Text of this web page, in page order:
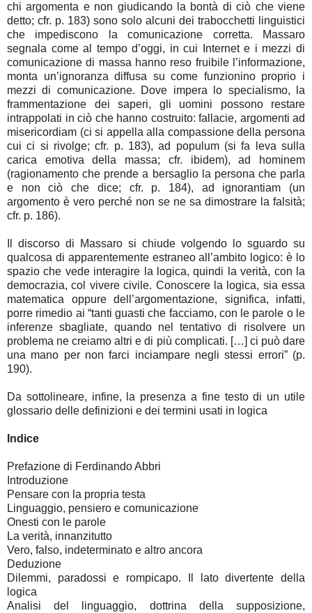
chi argomenta e non giudicando la bontà di ciò che viene
detto; cfr. p. 183) sono solo alcuni dei trabocchetti linguistici
che impediscono la comunicazione corretta. Massaro
segnala come al tempo d’oggi, in cui Internet e i mezzi di
comunicazione di massa hanno reso fruibile l’informazione,
monta un’ignoranza diffusa su come funzionino proprio i
mezzi di comunicazione. Dove impera lo specialismo, la
frammentazione dei saperi, gli uomini possono restare
intrappolati in ciò che hanno costruito: fallacie, argomenti ad
misericordiam (ci si appella alla compassione della persona
cui ci si rivolge; cfr. p. 183), ad populum (si fa leva sulla
carica emotiva della massa; cfr. ibidem), ad hominem
(ragionamento che prende a bersaglio la persona che parla
e non ciò che dice; cfr. p. 184), ad ignorantiam (un
argomento è vero perché non se ne sa dimostrare la falsità;
cfr. p. 186).
Il discorso di Massaro si chiude volgendo lo sguardo su
qualcosa di apparentemente estraneo all’ambito logico: è lo
spazio che vede interagire la logica, quindi la verità, con la
democrazia, col vivere civile. Conoscere la logica, sia essa
matematica oppure dell’argomentazione, significa, infatti,
porre rimedio ai “tanti guasti che facciamo, con le parole o le
inferenze sbagliate, quando nel tentativo di risolvere un
problema ne creiamo altri e di più complicati. […] ci può dare
una mano per non farci inciampare negli stessi errori” (p.
190).
Da sottolineare, infine, la presenza a fine testo di un utile
glossario delle definizioni e dei termini usati in logica
Indice
Prefazione di Ferdinando Abbri
Introduzione
Pensare con la propria testa
Linguaggio, pensiero e comunicazione
Onesti con le parole
La verità, innanzitutto
Vero, falso, indeterminato e altro ancora
Deduzione
Dilemmi, paradossi e rompicapo. Il lato divertente della
logica
Analisi del linguaggio, dottrina della supposizione,